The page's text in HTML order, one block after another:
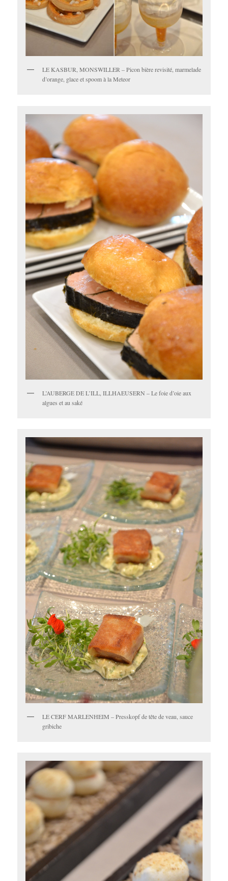
LE KASBUR, MONSWILLER – Picon bière revisité, marmelade
d’orange, glace et spoom à la Meteor
L’AUBERGE DE L’ILL, ILLHAEUSERN – Le foie d’oie aux
algues et au saké
LE CERF MARLENHEIM – Presskopf de tête de veau, sauce
gribiche